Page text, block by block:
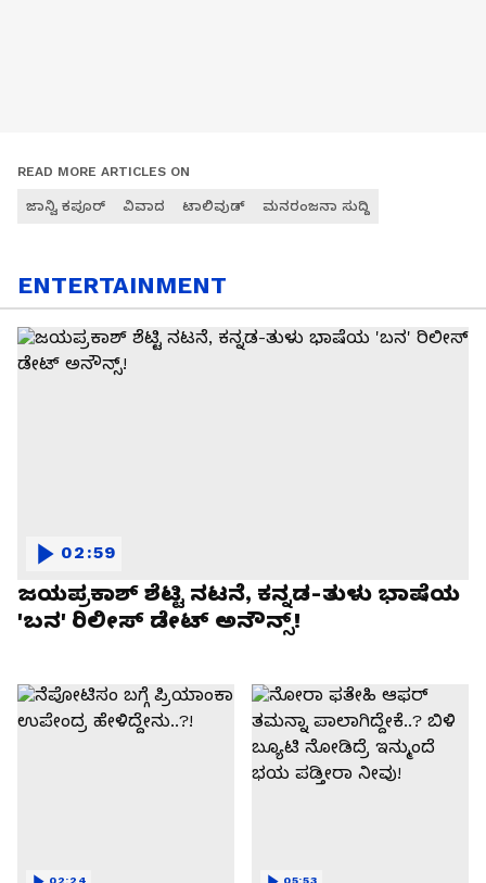
READ MORE ARTICLES ON
ಜಾನ್ವಿ ಕಪೂರ್ ವಿವಾದ ಟಾಲಿವುಡ್ ಮನರಂಜನಾ ಸುದ್ದಿ
ENTERTAINMENT
ಜಯಪ್ರಕಾಶ್ ಶೆಟ್ಟಿ ನಟನೆ, ಕನ್ನಡ-ತುಳು ಭಾಷೆಯ
'ಬನ' ರಿಲೀಸ್ ಡೇಟ್ ಅನೌನ್ಸ್!
02:59